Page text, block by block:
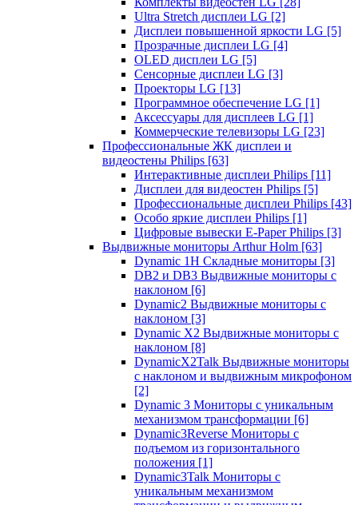
Ultra Stretch дисплеи LG [2]
Дисплеи повышенной яркости LG [5]
Прозрачные дисплеи LG [4]
OLED дисплеи LG [5]
Сенсорные дисплеи LG [3]
Проекторы LG [13]
Программное обеспечение LG [1]
Аксессуары для дисплеев LG [1]
Коммерческие телевизоры LG [23]
Профессиональные ЖК дисплеи и
видеостены Philips [63]
Интерактивные дисплеи Philips [11]
Дисплеи для видеостен Philips [5]
Профессиональные дисплеи Philips [43]
Особо яркие дисплеи Philips [1]
Цифровые вывески E-Paper Philips [3]
Выдвижные мониторы Arthur Holm [63]
Dynamic 1Н Складные мониторы [3]
DB2 и DB3 Выдвижные мониторы с
наклоном [6]
Dynamic2 Выдвижные мониторы с
наклоном [3]
Dynamic X2 Выдвижные мониторы с
наклоном [8]
DynamicX2Talk Выдвижные мониторы
с наклоном и выдвижным микрофоном
[2]
Dynamic 3 Мониторы с уникальным
механизмом трансформации [6]
Dynamic3Reverse Мониторы с
подъемом из горизонтального
положения [1]
Dynamic3Talk Мониторы с
уникальным механизмом